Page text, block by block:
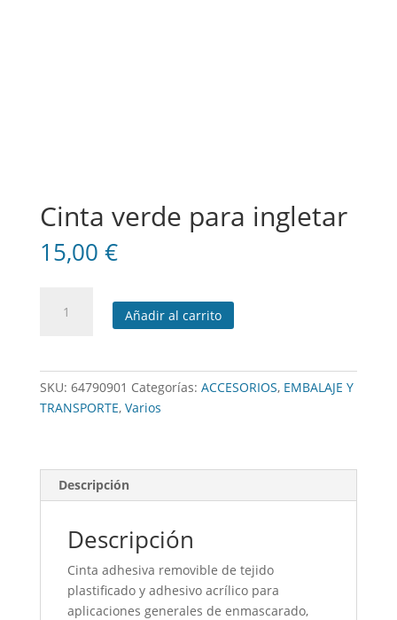
Cinta verde para ingletar
15,00 €
verde
Añadir al carrito
SKU: 64790901 Categorías: ACCESORIOS, EMBALAJE Y
TRANSPORTE, Varios
Descripción
Descripción
Cinta adhesiva removible de tejido
plastificado y adhesivo acrílico para
aplicaciones generales de enmascarado,